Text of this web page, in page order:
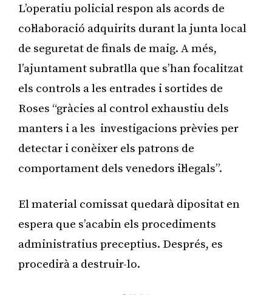
L’operatiu policial respon als acords de
col·laboració adquirits durant la junta local
de seguretat de finals de maig. A més,
l’ajuntament subratlla que s’han focalitzat
els controls a les entrades i sortides de
Roses “gràcies al control exhaustiu dels
manters i a les investigacions prèvies per
detectar i conèixer els patrons de
comportament dels venedors il·legals”.
El material comissat quedarà dipositat en
espera que s’acabin els procediments
administratius preceptius. Després, es
procedirà a destruir-lo.